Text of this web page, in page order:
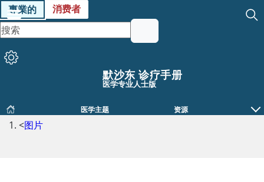
專業的 消费者
默沙东 诊疗手册
医学专业人士版
医学主题 资源
<图片